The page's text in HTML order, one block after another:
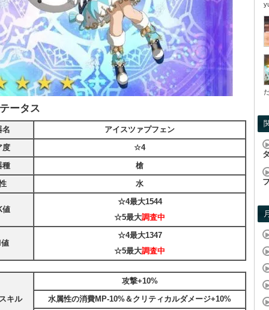
ータス
名
アイスツァプフェン
度
☆4
種
槍
水
値
☆4最大1544
☆5最大調査中
☆4最大1347
☆5最大調査中
キル
攻撃+10%
水属性の消費MP-10%＆クリティカルダメージ+10%